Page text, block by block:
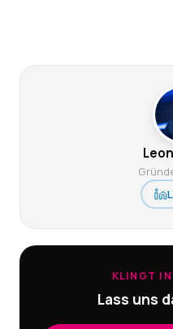
KLINGT
Lass uns